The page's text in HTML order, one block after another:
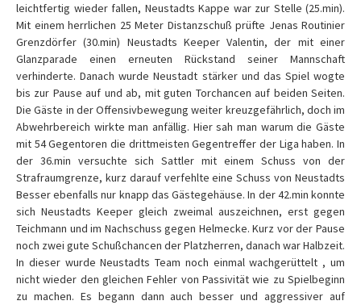
leichtfertig wieder fallen, Neustadts Kappe war zur Stelle (25.min).
Mit einem herrlichen 25 Meter Distanzschuß prüfte Jenas Routinier
Grenzdörfer (30.min) Neustadts Keeper Valentin, der mit einer
Glanzparade einen erneuten Rückstand seiner Mannschaft
verhinderte. Danach wurde Neustadt stärker und das Spiel wogte
bis zur Pause auf und ab, mit guten Torchancen auf beiden Seiten.
Die Gäste in der Offensivbewegung weiter kreuzgefährlich, doch im
Abwehrbereich wirkte man anfällig. Hier sah man warum die Gäste
mit 54 Gegentoren die drittmeisten Gegentreffer der Liga haben. In
der 36.min versuchte sich Sattler mit einem Schuss von der
Strafraumgrenze, kurz darauf verfehlte eine Schuss von Neustadts
Besser ebenfalls nur knapp das Gästegehäuse. In der 42.min konnte
sich Neustadts Keeper gleich zweimal auszeichnen, erst gegen
Teichmann und im Nachschuss gegen Helmecke. Kurz vor der Pause
noch zwei gute Schußchancen der Platzherren, danach war Halbzeit.
In dieser wurde Neustadts Team noch einmal wachgerüttelt , um
nicht wieder den gleichen Fehler von Passivität wie zu Spielbeginn
zu machen. Es begann dann auch besser und aggressiver auf